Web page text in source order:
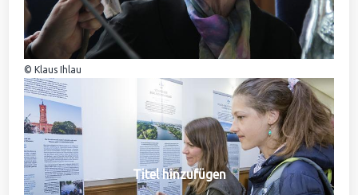
© Klaus Ihlau
Titel hinzufügen